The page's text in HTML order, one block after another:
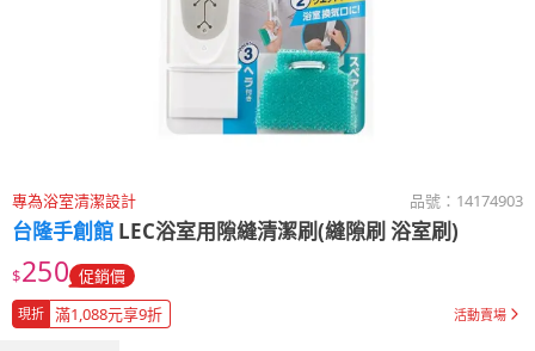
專為浴室清潔設計 品號： 14174903
台隆手創館 LEC浴室用隙縫清潔刷(縫隙刷 浴室刷)
$250 促銷價
現折 滿1,088元享9折 活動賣場